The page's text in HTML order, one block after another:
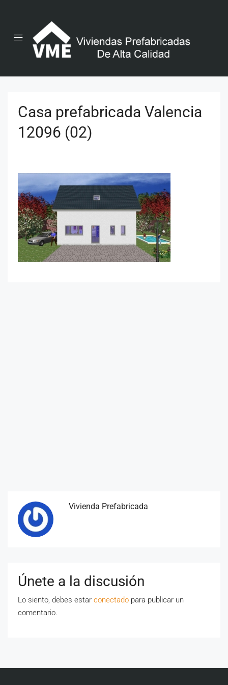
Casa prefabricada Valencia
12096 (02)
Vivienda Prefabricada
Únete a la discusión
Lo siento, debes estar conectado para publicar un
comentario.